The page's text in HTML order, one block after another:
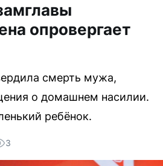
опровергает
смерть мужа,
о домашнем насилии.
ребёнок.
3